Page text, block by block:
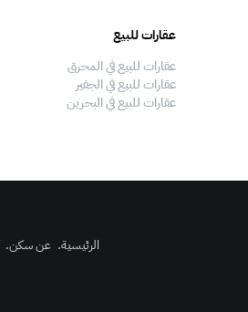
عقارات للبيع
عقارات للبيع في المحرق
عقارات للبيع في الجفير
عقارات للبيع في البحرين
الرئيسية. عن سكن.